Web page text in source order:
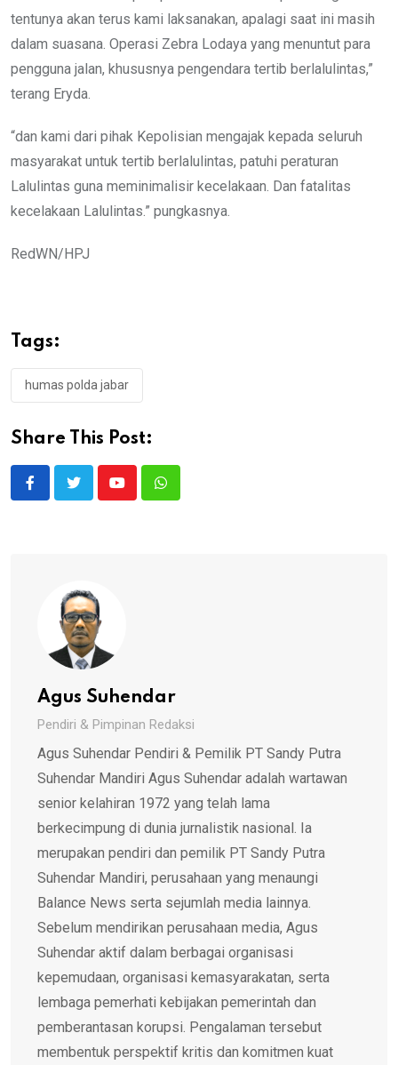
tentunya akan terus kami laksanakan, apalagi saat ini masih
dalam suasana. Operasi Zebra Lodaya yang menuntut para
pengguna jalan, khususnya pengendara tertib berlalulintas,”
terang Eryda.
“dan kami dari pihak Kepolisian mengajak kepada seluruh
masyarakat untuk tertib berlalulintas, patuhi peraturan
Lalulintas guna meminimalisir kecelakaan. Dan fatalitas
kecelakaan Lalulintas.” pungkasnya.
RedWN/HPJ
Tags:
humas polda jabar
Share This Post:
YoutubeWhatsapp
Agus Suhendar
Pendiri & Pimpinan Redaksi
Agus Suhendar Pendiri & Pemilik PT Sandy Putra
Suhendar Mandiri Agus Suhendar adalah wartawan
senior kelahiran 1972 yang telah lama
berkecimpung di dunia jurnalistik nasional. Ia
merupakan pendiri dan pemilik PT Sandy Putra
Suhendar Mandiri, perusahaan yang menaungi
Balance News serta sejumlah media lainnya.
Sebelum mendirikan perusahaan media, Agus
Suhendar aktif dalam berbagai organisasi
kepemudaan, organisasi kemasyarakatan, serta
lembaga pemerhati kebijakan pemerintah dan
pemberantasan korupsi. Pengalaman tersebut
membentuk perspektif kritis dan komitmen kuat